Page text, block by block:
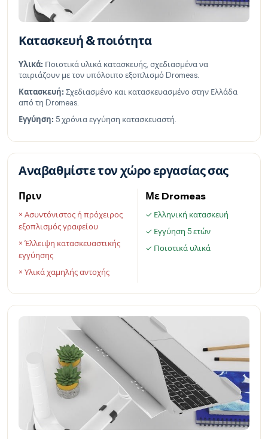
Κατασκευή & ποιότητα
Υλικά: Ποιοτικά υλικά κατασκευής, σχεδιασμένα να
ταιριάζουν με τον υπόλοιπο εξοπλισμό Dromeas.
Κατασκευή: Σχεδιασμένο και κατασκευασμένο στην Ελλάδα
από τη Dromeas.
Εγγύηση: 5 χρόνια εγγύηση κατασκευαστή.
Αναβαθμίστε τον χώρο εργασίας σας
Πριν
× Ασυντόνιστος ή πρόχειρος
εξοπλισμός γραφείου
× Έλλειψη κατασκευαστικής
εγγύησης
× Υλικά χαμηλής αντοχής
Με Dromeas
✓ Ελληνική κατασκευή
✓ Εγγύηση 5 ετών
✓ Ποιοτικά υλικά